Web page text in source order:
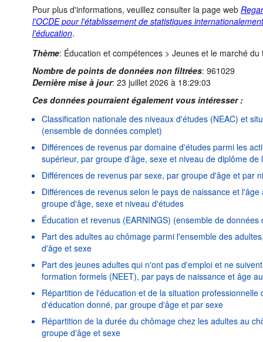
Pour plus d'informations, veuillez consulter la page web
l'OCDE pour l'établissement de statistiques
l'éducation.
Thème: Éducation et compétences > Jeunes et le marché du
Nombre de points de données non filtrées: 961029
Dernière mise à jour: 23 juillet 2026 à 18:29:03
Ces données pourraient également vous intéresser :
Classification nationale des niveaux d'études (NEAC) et
(ensemble de données complet)
Différences de revenus par domaine d'études parmi les
supérieur, par groupe d'âge, sexe et niveau de diplôme
Différences de revenus par sexe, par groupe d'âge et par
Différences de revenus selon le pays de naissance et
groupe d'âge, sexe et niveau d'études
Éducation et revenus (EARNINGS) (ensemble de données
Part des adultes au chômage parmi l'ensemble des
d'âge et sexe
Part des jeunes adultes qui n'ont pas d'emploi et ne
formation formels (NEET), par pays de naissance et âge
Répartition de l'éducation et de la situation
d'éducation donné, par groupe d'âge et par sexe
Répartition de la durée du chômage chez les adultes au
groupe d'âge et sexe